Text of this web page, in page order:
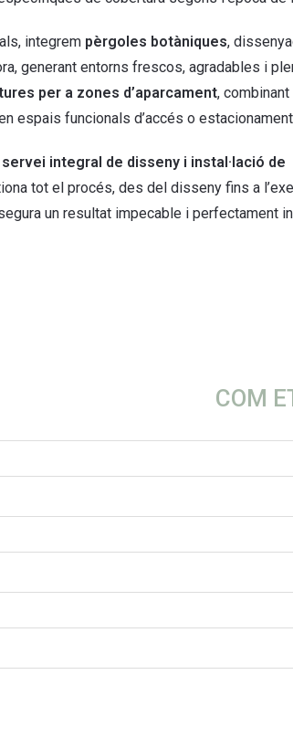
integrem pèrgoles botàniques,
generant entorns frescos, agradables i
per a zones d’aparcament, combinant
espais funcionals d’accés o
integral de disseny i instal·lació de
tot el procés, des del disseny fins a
un resultat impecable i perfectament
COM